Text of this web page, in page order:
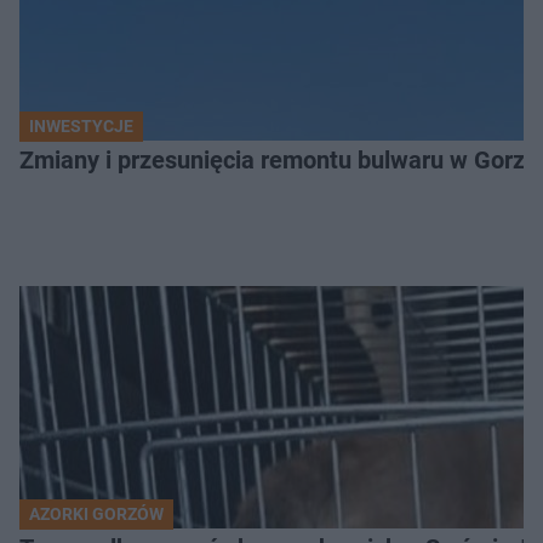
INWESTYCJE
Zmiany i przesunięcia remontu bulwaru w
AZORKI GORZÓW